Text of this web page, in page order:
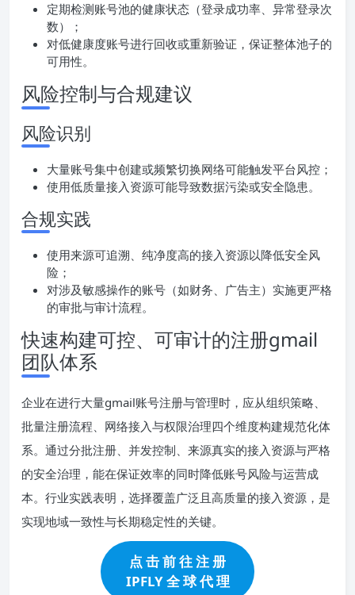
定期检测账号池的健康状态（登录成功率、异常登录次
数）；
对低健康度账号进行回收或重新验证，保证整体池子的
可用性。
风险控制与合规建议
风险识别
大量账号集中创建或频繁切换网络可能触发平台风控；
使用低质量接入资源可能导致数据污染或安全隐患。
合规实践
使用来源可追溯、纯净度高的接入资源以降低安全风
险；
对涉及敏感操作的账号（如财务、广告主）实施更严格
的审批与审计流程。
快速构建可控、可审计的注册gmail
团队体系
企业在进行大量gmail账号注册与管理时，应从组织策略、
批量注册流程、网络接入与权限治理四个维度构建规范化体
系。通过分批注册、并发控制、来源真实的接入资源与严格
的安全治理，能在保证效率的同时降低账号风险与运营成
本。行业实践表明，选择覆盖广泛且高质量的接入资源，是
实现地域一致性与长期稳定性的关键。
点 击 前 往 注 册
IPFLY 全 球 代 理